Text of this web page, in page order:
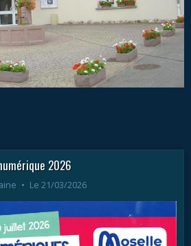
2026
Le 21/03/2026